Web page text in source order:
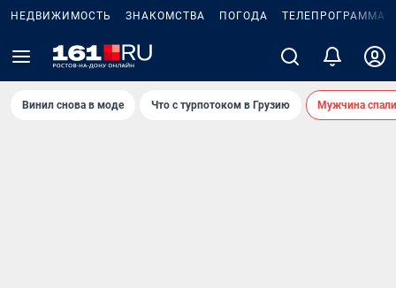
НЕДВИЖИМОСТЬ ЗНАКОМСТВА ПОГОДА ТЕЛЕПРОГРАММА
Винил снова в моде Что с турпотоком в Грузию Мужчина